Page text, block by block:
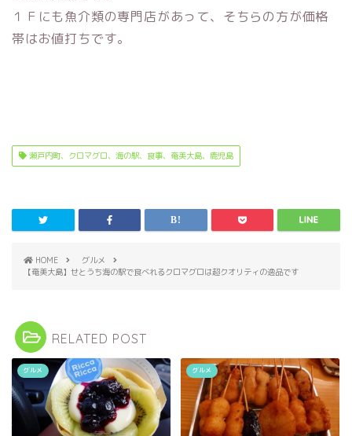
１Ｆにも魚介類の専門店があって、そちらの方が価格
帯はお値打ちです。
瀬戸内町、クロマグロ、海の駅、食事、奄美大島、鹿児島
HOME
グルメ
【奄美大島】せとうち海の駅で食べれるクロマグロは超クオリティの逸品です
RELATED POST
グルメ グルメ